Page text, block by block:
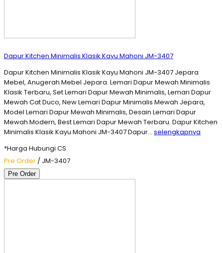
Dapur Kitchen Minimalis Klasik Kayu Mahoni JM-3407
Dapur Kitchen Minimalis Klasik Kayu Mahoni JM-3407 Jepara
Mebel, Anugerah Mebel Jepara. Lemari Dapur Mewah Minimalis
Klasik Terbaru, Set Lemari Dapur Mewah Minimalis, Lemari Dapur
Mewah Cat Duco, New Lemari Dapur Minimalis Mewah Jepara,
Model Lemari Dapur Mewah Minimalis, Desain Lemari Dapur
Mewah Modern, Best Lemari Dapur Mewah Terbaru. Dapur Kitchen
Minimalis Klasik Kayu Mahoni JM-3407 Dapur… selengkapnya
*Harga Hubungi CS
Pre Order / JM-3407
Pre Order